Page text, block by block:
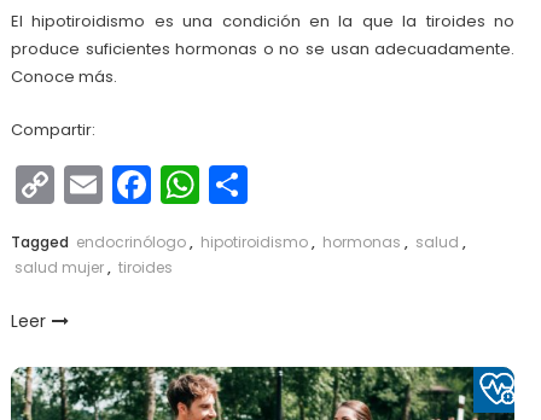
El hipotiroidismo es una condición en la que la tiroides no
produce suficientes hormonas o no se usan adecuadamente.
Conoce más.
Compartir:
Copy
Link
EmailFacebook
WhatsApp
Compartir
Tagged endocrinólogo, hipotiroidismo, hormonas , salud ,
salud mujer, tiroides
Leer